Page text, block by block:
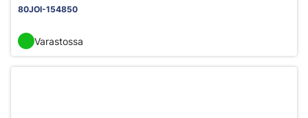
80JOI-154850
Varastossa